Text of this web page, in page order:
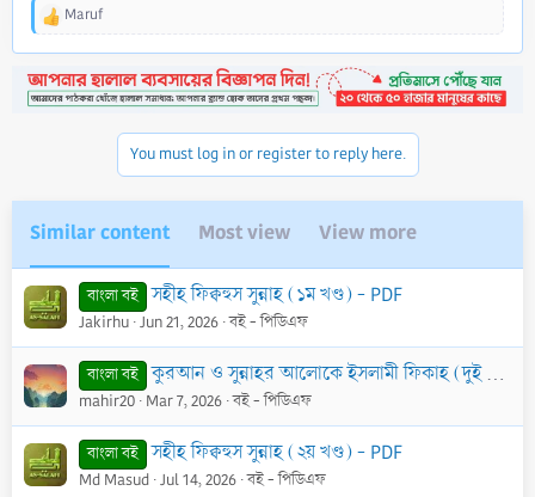
R
c
t
s
Maruf
You must log in or register to reply here.
Similar content Most view View more
বাংলা বই সহীহ ফিক্বহুস সুন্নাহ (১ম খণ্ড) - PDF
Jakirhu Jun 21, 2026 বই - পিডিএফ
বাংলা বই কুরআন ও সুন্নাহর আলোকে ইসলামী ফিকাহ (দুই খণ্ড একত্রে) - PDF
mahir20 Mar 7, 2026 বই - পিডিএফ
বাংলা বই সহীহ ফিক্বহুস সুন্নাহ (২য় খণ্ড) - PDF
Md Masud Jul 14, 2026 বই - পিডিএফ